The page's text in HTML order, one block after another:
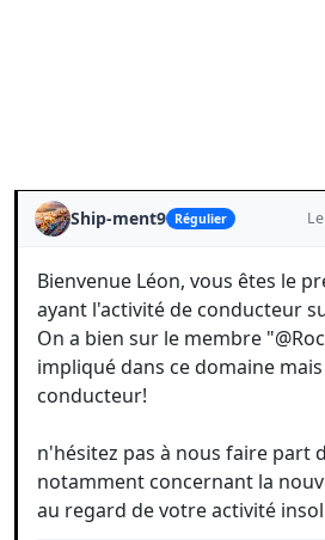
Ship-ment9 Régulier
Bienvenue Léon, vous êtes le
ayant l'activité de conducteur
On a bien sur le membre
impliqué dans ce domaine
conducteur!
n'hésitez pas à nous faire part
notamment concernant la
au regard de votre activité